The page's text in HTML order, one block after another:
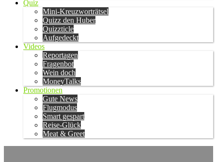
Quiz
Mini-Kreuzworträtsel
Quizz den Huber
Quizzticle
Aufgedeckt
Videos
Reportagen
Fragenbot
Wein doch
MoneyTalks
Promotionen
Gute News
Flugmodus
Smart gespart
Reise-Glück
Meat & Greet